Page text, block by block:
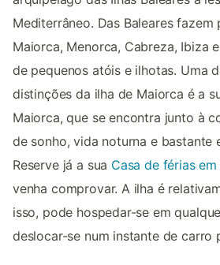
Mediterrâneo. Das Baleares fazem
Maiorca, Menorca, Cabreza, Ibiza
de pequenos atóis e ilhotas. Uma
distinções da ilha de Maiorca é a
Maiorca, que se encontra junto à
de sonho, vida noturna e bastante
Reserve já a sua Casa de férias
venha comprovar. A ilha é
isso, pode hospedar-se em
deslocar-se num instante de carro